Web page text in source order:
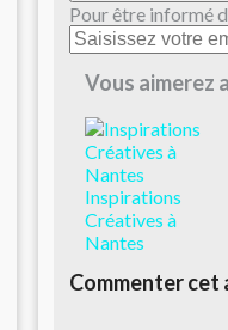
Pour être informé
Vous aimerez
Inspirations
Créatives à
Nantes
Commenter cet